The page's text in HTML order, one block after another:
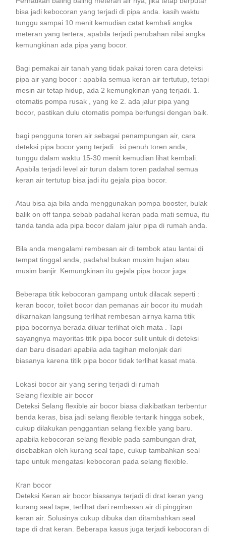
bisa jadi kebocoran yang terjadi di pipa anda. kasih waktu
tunggu sampai 10 menit kemudian catat kembali angka
meteran yang tertera, apabila terjadi perubahan nilai angka
kemungkinan ada pipa yang bocor.
Bagi pemakai air tanah yang tidak pakai toren cara deteksi
pipa air yang bocor : apabila semua keran air tertutup, tetapi
mesin air tetap hidup, ada 2 kemungkinan yang terjadi. 1.
otomatis pompa rusak , yang ke 2. ada jalur pipa yang
bocor, pastikan dulu otomatis pompa berfungsi dengan baik.
bagi pengguna toren air sebagai penampungan air, cara
deteksi pipa bocor yang terjadi : isi penuh toren anda,
tunggu dalam waktu 15-30 menit kemudian lihat kembali.
Apabila terjadi level air turun dalam toren padahal semua
keran air tertutup bisa jadi itu gejala pipa bocor.
Atau bisa aja bila anda menggunakan pompa booster, bulak
balik on off tanpa sebab padahal keran pada mati semua, itu
tanda tanda ada pipa bocor dalam jalur pipa di rumah anda.
Bila anda mengalami rembesan air di tembok atau lantai di
tempat tinggal anda, padahal bukan musim hujan atau
musim banjir. Kemungkinan itu gejala pipa bocor juga.
Beberapa titik kebocoran gampang untuk dilacak seperti :
keran bocor, toilet bocor dan pemanas air bocor itu mudah
dikarnakan langsung terlihat rembesan airnya karna titik
pipa bocornya berada diluar terlihat oleh mata . Tapi
sayangnya mayoritas titik pipa bocor sulit untuk di deteksi
dan baru disadari apabila ada tagihan melonjak dari
biasanya karena titik pipa bocor tidak terlihat kasat mata.
Lokasi bocor air yang sering terjadi di rumah
Selang flexible air bocor
Deteksi Selang flexible air bocor biasa diakibatkan terbentur
benda keras, bisa jadi selang flexible tertarik hingga sobek,
cukup dilakukan penggantian selang flexible yang baru.
apabila kebocoran selang flexible pada sambungan drat,
disebabkan oleh kurang seal tape, cukup tambahkan seal
tape untuk mengatasi kebocoran pada selang flexible.
Kran bocor
Deteksi Keran air bocor biasanya terjadi di drat keran yang
kurang seal tape, terlihat dari rembesan air di pinggiran
keran air. Solusinya cukup dibuka dan ditambahkan seal
tape di drat keran. Beberapa kasus juga terjadi kebocoran di